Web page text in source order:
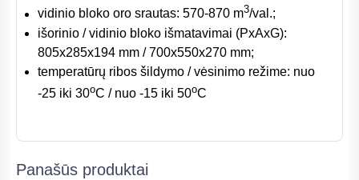
vidinio bloko oro srautas: 570-870 m3/val.;
išorinio / vidinio bloko išmatavimai (PxAxG):
805x285x194 mm / 700x550x270 mm;
temperatūrų ribos šildymo / vėsinimo režime: nuo
-25 iki 30oC / nuo -15 iki 50oC
Panašūs produktai